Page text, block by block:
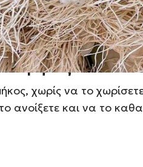
το τρυφερό, λευκό
μήκος
χωρίς να το
ανοίξετε και να το